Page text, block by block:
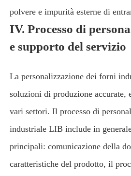
polvere e impurità esterne di
IV. Processo di
e supporto del servizio
La personalizzazione dei forni
soluzioni di produzione accurate,
vari settori. Il processo di
industriale LIB include in
principali: comunicazione della
caratteristiche del prodotto, il